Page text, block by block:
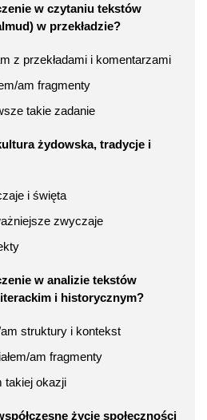
w czytaniu tekstów
w przekładzie?
z przekładami i komentarzami
am fragmenty
takie zadanie
żydowska, tradycje i
i święta
zwyczaje
w analizie tekstów
i historycznym?
am struktury i kontekst
am fragmenty
takiej okazji
życie społeczności